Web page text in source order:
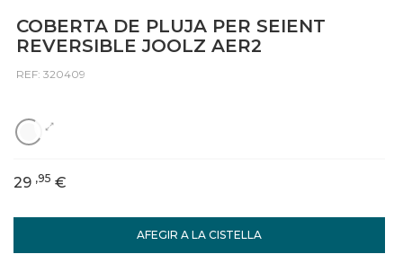
COBERTA DE PLUJA PER SEIENT
REVERSIBLE JOOLZ AER2
REF: 320409
AFEGIR A LA CISTELLA
29 ,95 €